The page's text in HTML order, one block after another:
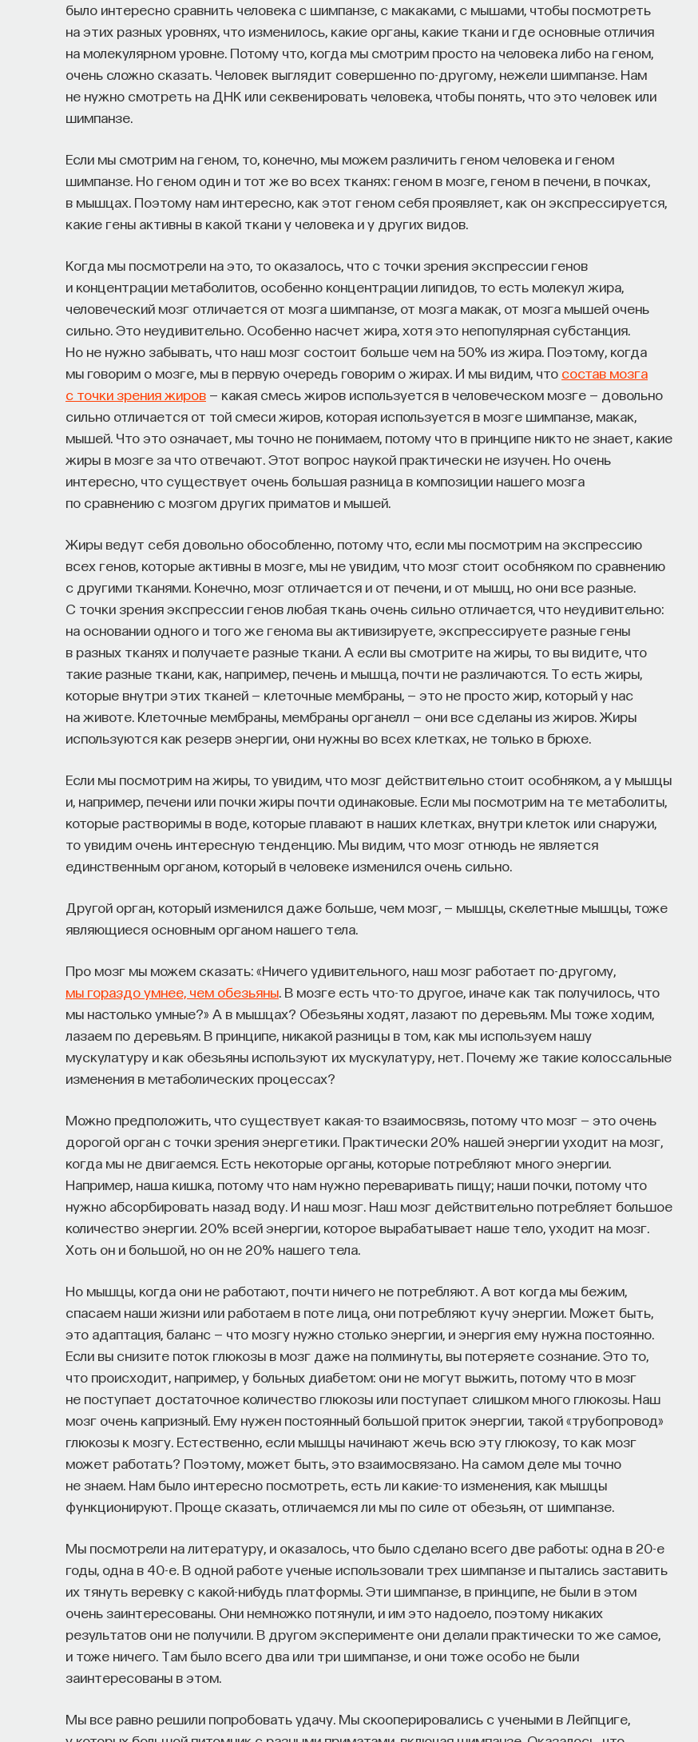
было интересно сравнить человека с шимпанзе, с макаками, с мышами, чтобы посмотреть
на этих разных уровнях, что изменилось, какие органы, какие ткани и где основные отличия
на молекулярном уровне. Потому что, когда мы смотрим просто на человека либо на геном,
очень сложно сказать. Человек выглядит совершенно по-другому, нежели шимпанзе. Нам
не нужно смотреть на ДНК или секвенировать человека, чтобы понять, что это человек или
шимпанзе.
Если мы смотрим на геном, то, конечно, мы можем различить геном человека и геном
шимпанзе. Но геном один и тот же во всех тканях: геном в мозге, геном в печени, в почках,
в мышцах. Поэтому нам интересно, как этот геном себя проявляет, как он экспрессируется,
какие гены активны в какой ткани у человека и у других видов.
Когда мы посмотрели на это, то оказалось, что с точки зрения экспрессии генов
и концентрации метаболитов, особенно концентрации липидов, то есть молекул жира,
человеческий мозг отличается от мозга шимпанзе, от мозга макак, от мозга мышей очень
сильно. Это неудивительно. Особенно насчет жира, хотя это непопулярная субстанция.
Но не нужно забывать, что наш мозг состоит больше чем на 50% из жира. Поэтому, когда
мы говорим о мозге, мы в первую очередь говорим о жирах. И мы видим, что состав мозга
с точки зрения жиров — какая смесь жиров используется в человеческом мозге — довольно
сильно отличается от той смеси жиров, которая используется в мозге шимпанзе, макак,
мышей. Что это означает, мы точно не понимаем, потому что в принципе никто не знает, какие
жиры в мозге за что отвечают. Этот вопрос наукой практически не изучен. Но очень
интересно, что существует очень большая разница в композиции нашего мозга
по сравнению с мозгом других приматов и мышей.
Жиры ведут себя довольно обособленно, потому что, если мы посмотрим на экспрессию
всех генов, которые активны в мозге, мы не увидим, что мозг стоит особняком по сравнению
с другими тканями. Конечно, мозг отличается и от печени, и от мышц, но они все разные.
С точки зрения экспрессии генов любая ткань очень сильно отличается, что неудивительно:
на основании одного и того же генома вы активизируете, экспрессируете разные гены
в разных тканях и получаете разные ткани. А если вы смотрите на жиры, то вы видите, что
такие разные ткани, как, например, печень и мышца, почти не различаются. То есть жиры,
которые внутри этих тканей — клеточные мембраны, — это не просто жир, который у нас
на животе. Клеточные мембраны, мембраны органелл — они все сделаны из жиров. Жиры
используются как резерв энергии, они нужны во всех клетках, не только в брюхе.
Если мы посмотрим на жиры, то увидим, что мозг действительно стоит особняком, а у мышцы
и, например, печени или почки жиры почти одинаковые. Если мы посмотрим на те метаболиты,
которые растворимы в воде, которые плавают в наших клетках, внутри клеток или снаружи,
то увидим очень интересную тенденцию. Мы видим, что мозг отнюдь не является
единственным органом, который в человеке изменился очень сильно.
Другой орган, который изменился даже больше, чем мозг, — мышцы, скелетные мышцы, тоже
являющиеся основным органом нашего тела.
Про мозг мы можем сказать: «Ничего удивительного, наш мозг работает по-другому,
мы гораздо умнее, чем обезьяны . В мозге есть что-то другое, иначе как так получилось, что
мы настолько умные?» А в мышцах? Обезьяны ходят, лазают по деревьям. Мы тоже ходим,
лазаем по деревьям. В принципе, никакой разницы в том, как мы используем нашу
мускулатуру и как обезьяны используют их мускулатуру, нет. Почему же такие колоссальные
изменения в метаболических процессах?
Можно предположить, что существует какая-то взаимосвязь, потому что мозг — это очень
дорогой орган с точки зрения энергетики. Практически 20% нашей энергии уходит на мозг,
когда мы не двигаемся. Есть некоторые органы, которые потребляют много энергии.
Например, наша кишка, потому что нам нужно переваривать пищу; наши почки, потому что
нужно абсорбировать назад воду. И наш мозг. Наш мозг действительно потребляет большое
количество энергии. 20% всей энергии, которое вырабатывает наше тело, уходит на мозг.
Хоть он и большой, но он не 20% нашего тела.
Но мышцы, когда они не работают, почти ничего не потребляют. А вот когда мы бежим,
спасаем наши жизни или работаем в поте лица, они потребляют кучу энергии. Может быть,
это адаптация, баланс — что мозгу нужно столько энергии, и энергия ему нужна постоянно.
Если вы снизите поток глюкозы в мозг даже на полминуты, вы потеряете сознание. Это то,
что происходит, например, у больных диабетом: они не могут выжить, потому что в мозг
не поступает достаточное количество глюкозы или поступает слишком много глюкозы. Наш
мозг очень капризный. Ему нужен постоянный большой приток энергии, такой «трубопровод»
глюкозы к мозгу. Естественно, если мышцы начинают жечь всю эту глюкозу, то как мозг
может работать? Поэтому, может быть, это взаимосвязано. На самом деле мы точно
не знаем. Нам было интересно посмотреть, есть ли какие-то изменения, как мышцы
функционируют. Проще сказать, отличаемся ли мы по силе от обезьян, от шимпанзе.
Мы посмотрели на литературу, и оказалось, что было сделано всего две работы: одна в 20-е
годы, одна в 40-е. В одной работе ученые использовали трех шимпанзе и пытались заставить
их тянуть веревку с какой-нибудь платформы. Эти шимпанзе, в принципе, не были в этом
очень заинтересованы. Они немножко потянули, и им это надоело, поэтому никаких
результатов они не получили. В другом эксперименте они делали практически то же самое,
и тоже ничего. Там было всего два или три шимпанзе, и они тоже особо не были
заинтересованы в этом.
Мы все равно решили попробовать удачу. Мы скооперировались с учеными в Лейпциге,